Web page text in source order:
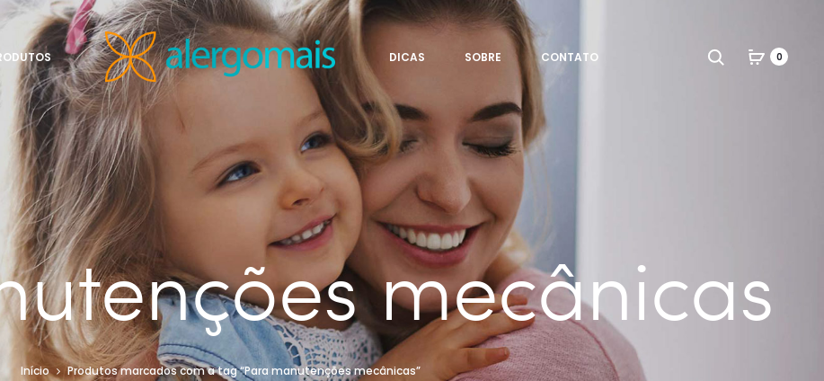
DICAS SOBRE CONTATO Search 0
mecânicas
Início Produtos marcados com a tag “Para manutenções mecânicas”